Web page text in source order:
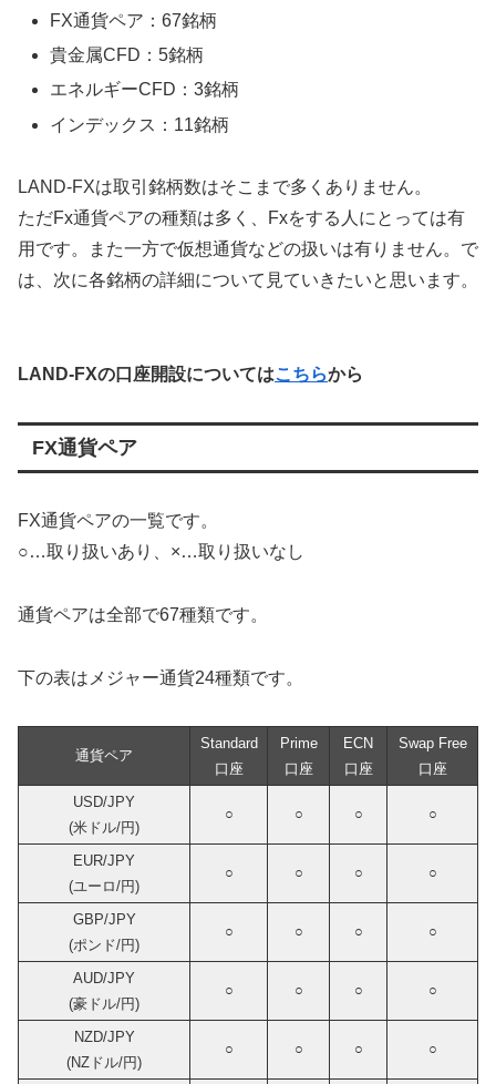
FX通貨ペア：67銘柄
貴金属CFD：5銘柄
エネルギーCFD：3銘柄
インデックス：11銘柄
LAND-FXは取引銘柄数はそこまで多くありません。
ただFx通貨ペアの種類は多く、Fxをする人にとっては有
用です。また一方で仮想通貨などの扱いは有りません。で
は、次に各銘柄の詳細について見ていきたいと思います。
LAND-FXの口座開設についてはこちらから
FX通貨ペア
FX通貨ペアの一覧です。
○…取り扱いあり、×…取り扱いなし
通貨ペアは全部で67種類です。
下の表はメジャー通貨24種類です。
通貨ペア
Standard
口座
Prime
口座
ECN
口座
Swap Free
口座
USD/JPY
(米ドル/円)
○ ○ ○ ○
EUR/JPY
(ユーロ/円)
○ ○ ○ ○
GBP/JPY
(ポンド/円)
○ ○ ○ ○
AUD/JPY
(豪ドル/円)
○ ○ ○ ○
NZD/JPY
(NZドル/円)
○ ○ ○ ○